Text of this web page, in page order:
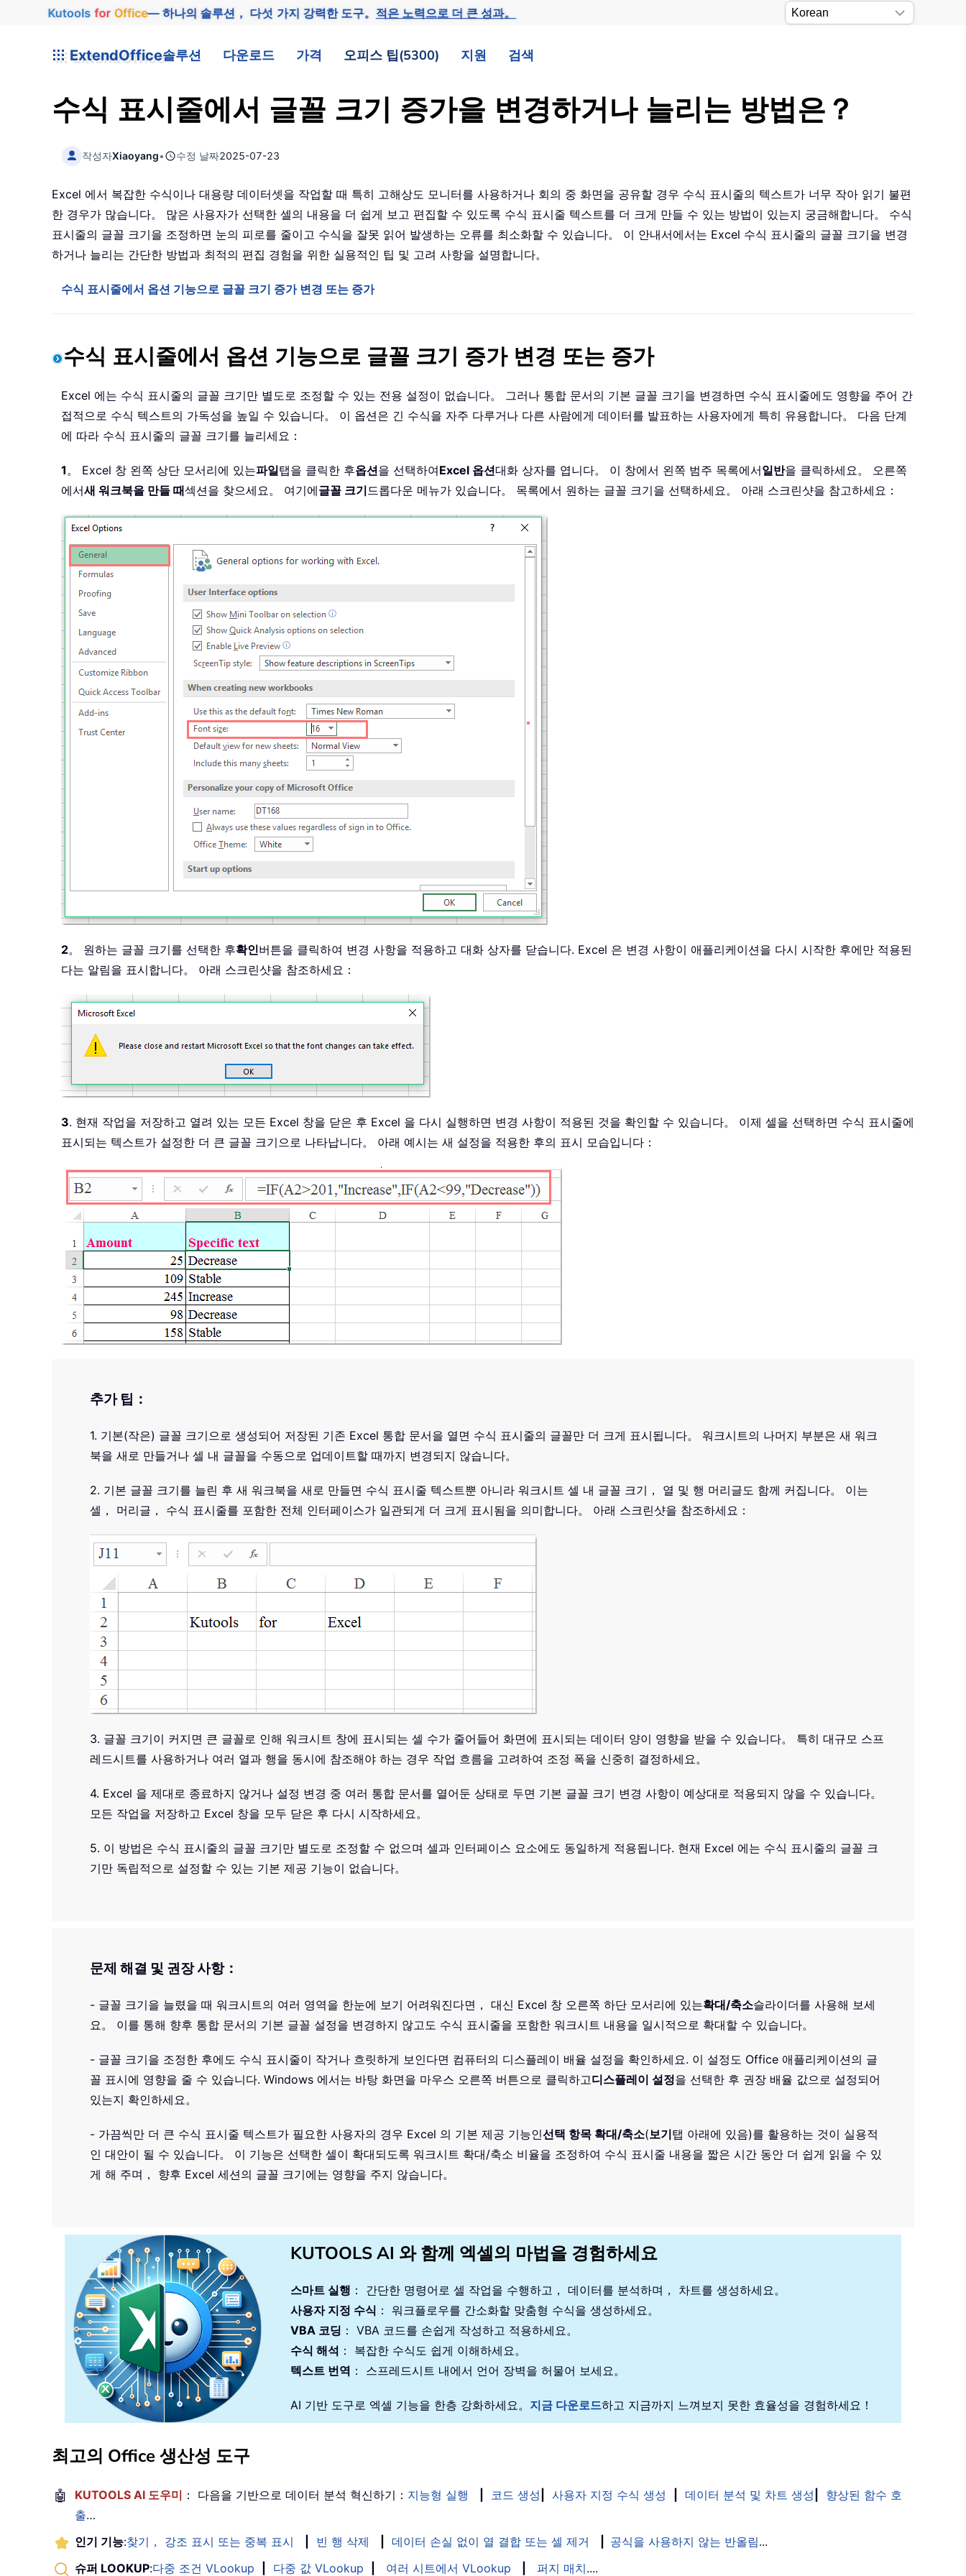
Kutools for Office— 하나의 솔루션， 다섯 가지 강력한 도구。 적은 노력으로 더 큰 성과。
ExtendOffice솔루션 다운로드 가격 오피스 팁(5300) 지원 검색
수식 표시줄에서 글꼴 크기 증가을 변경하거나 늘리는 방법은？
작성자Xiaoyang• 수정 날짜2025-07-23
Excel 에서 복잡한 수식이나 대용량 데이터셋을 작업할 때 특히 고해상도 모니터를 사용하거나 회의 중 화면을 공유할 경우 수식 표시줄의 텍스트가 너무 작아 읽기 불편
한 경우가 많습니다。 많은 사용자가 선택한 셀의 내용을 더 쉽게 보고 편집할 수 있도록 수식 표시줄 텍스트를 더 크게 만들 수 있는 방법이 있는지 궁금해합니다。 수식
표시줄의 글꼴 크기을 조정하면 눈의 피로를 줄이고 수식을 잘못 읽어 발생하는 오류를 최소화할 수 있습니다。 이 안내서에서는 Excel 수식 표시줄의 글꼴 크기을 변경
하거나 늘리는 간단한 방법과 최적의 편집 경험을 위한 실용적인 팁 및 고려 사항을 설명합니다。
수식 표시줄에서 옵션 기능으로 글꼴 크기 증가 변경 또는 증가
수식 표시줄에서 옵션 기능으로 글꼴 크기 증가 변경 또는 증가
Excel 에는 수식 표시줄의 글꼴 크기만 별도로 조정할 수 있는 전용 설정이 없습니다。 그러나 통합 문서의 기본 글꼴 크기을 변경하면 수식 표시줄에도 영향을 주어 간
접적으로 수식 텍스트의 가독성을 높일 수 있습니다。 이 옵션은 긴 수식을 자주 다루거나 다른 사람에게 데이터를 발표하는 사용자에게 특히 유용합니다。 다음 단계
에 따라 수식 표시줄의 글꼴 크기를 늘리세요：
1。 Excel 창 왼쪽 상단 모서리에 있는파일탭을 클릭한 후옵션을 선택하여Excel 옵션대화 상자를 엽니다。 이 창에서 왼쪽 범주 목록에서일반을 클릭하세요。 오른쪽
에서새 워크북을 만들 때섹션을 찾으세요。 여기에글꼴 크기드롭다운 메뉴가 있습니다。 목록에서 원하는 글꼴 크기을 선택하세요。 아래 스크린샷을 참고하세요：
2。 원하는 글꼴 크기를 선택한 후확인버튼을 클릭하여 변경 사항을 적용하고 대화 상자를 닫습니다. Excel 은 변경 사항이 애플리케이션을 다시 시작한 후에만 적용된
다는 알림을 표시합니다。 아래 스크린샷을 참조하세요：
3. 현재 작업을 저장하고 열려 있는 모든 Excel 창을 닫은 후 Excel 을 다시 실행하면 변경 사항이 적용된 것을 확인할 수 있습니다。 이제 셀을 선택하면 수식 표시줄에
표시되는 텍스트가 설정한 더 큰 글꼴 크기으로 나타납니다。 아래 예시는 새 설정을 적용한 후의 표시 모습입니다：
추가 팁：
1. 기본(작은) 글꼴 크기으로 생성되어 저장된 기존 Excel 통합 문서을 열면 수식 표시줄의 글꼴만 더 크게 표시됩니다。 워크시트의 나머지 부분은 새 워크
북을 새로 만들거나 셀 내 글꼴을 수동으로 업데이트할 때까지 변경되지 않습니다。
2. 기본 글꼴 크기를 늘린 후 새 워크북을 새로 만들면 수식 표시줄 텍스트뿐 아니라 워크시트 셀 내 글꼴 크기， 열 및 행 머리글도 함께 커집니다。 이는
셀， 머리글， 수식 표시줄를 포함한 전체 인터페이스가 일관되게 더 크게 표시됨을 의미합니다。 아래 스크린샷을 참조하세요：
3. 글꼴 크기이 커지면 큰 글꼴로 인해 워크시트 창에 표시되는 셀 수가 줄어들어 화면에 표시되는 데이터 양이 영향을 받을 수 있습니다。 특히 대규모 스프
레드시트를 사용하거나 여러 열과 행을 동시에 참조해야 하는 경우 작업 흐름을 고려하여 조정 폭을 신중히 결정하세요。
4. Excel 을 제대로 종료하지 않거나 설정 변경 중 여러 통합 문서를 열어둔 상태로 두면 기본 글꼴 크기 변경 사항이 예상대로 적용되지 않을 수 있습니다。
모든 작업을 저장하고 Excel 창을 모두 닫은 후 다시 시작하세요。
5. 이 방법은 수식 표시줄의 글꼴 크기만 별도로 조정할 수 없으며 셀과 인터페이스 요소에도 동일하게 적용됩니다. 현재 Excel 에는 수식 표시줄의 글꼴 크
기만 독립적으로 설정할 수 있는 기본 제공 기능이 없습니다。
문제 해결 및 권장 사항：
- 글꼴 크기을 늘렸을 때 워크시트의 여러 영역을 한눈에 보기 어려워진다면， 대신 Excel 창 오른쪽 하단 모서리에 있는확대/축소슬라이더를 사용해 보세
요。 이를 통해 향후 통합 문서의 기본 글꼴 설정을 변경하지 않고도 수식 표시줄을 포함한 워크시트 내용을 일시적으로 확대할 수 있습니다。
- 글꼴 크기을 조정한 후에도 수식 표시줄이 작거나 흐릿하게 보인다면 컴퓨터의 디스플레이 배율 설정을 확인하세요. 이 설정도 Office 애플리케이션의 글
꼴 표시에 영향을 줄 수 있습니다. Windows 에서는 바탕 화면을 마우스 오른쪽 버튼으로 클릭하고디스플레이 설정을 선택한 후 권장 배율 값으로 설정되어
있는지 확인하세요。
- 가끔씩만 더 큰 수식 표시줄 텍스트가 필요한 사용자의 경우 Excel 의 기본 제공 기능인선택 항목 확대/축소(보기탭 아래에 있음)를 활용하는 것이 실용적
인 대안이 될 수 있습니다。 이 기능은 선택한 셀이 확대되도록 워크시트 확대/축소 비율을 조정하여 수식 표시줄 내용을 짧은 시간 동안 더 쉽게 읽을 수 있
게 해 주며， 향후 Excel 세션의 글꼴 크기에는 영향을 주지 않습니다。
KUTOOLS AI 와 함께 엑셀의 마법을 경험하세요
스마트 실행 ： 간단한 명령어로 셀 작업을 수행하고， 데이터를 분석하며， 차트를 생성하세요。
사용자 지정 수식 ： 워크플로우를 간소화할 맞춤형 수식을 생성하세요。
VBA 코딩 ： VBA 코드를 손쉽게 작성하고 적용하세요。
수식 해석 ： 복잡한 수식도 쉽게 이해하세요。
텍스트 번역 ： 스프레드시트 내에서 언어 장벽을 허물어 보세요。
AI 기반 도구로 엑셀 기능을 한층 강화하세요。 지금 다운로드하고 지금까지 느껴보지 못한 효율성을 경험하세요！
최고의 Office 생산성 도구
🤖 KUTOOLS AI 도우미 ： 다음을 기반으로 데이터 분석 혁신하기： 지능형 실행 코드 생성 사용자 지정 수식 생성 데이터 분석 및 차트 생성
향상된 함수 호
출…
인기 기능:찾기， 강조 표시 또는 중복 표시 빈 행 삭제 데이터 손실 없이 열 결합 또는 셀 제거 공식을 사용하지 않는 반올림...
슈퍼 LOOKUP:다중 조건 VLookup 다중 값 VLookup 여러 시트에서 VLookup 퍼지 매치....